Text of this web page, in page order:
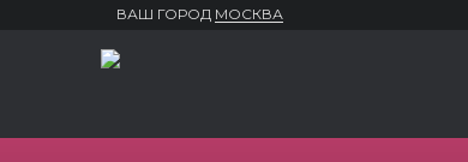
ВАШ ГОРОД МОСКВА